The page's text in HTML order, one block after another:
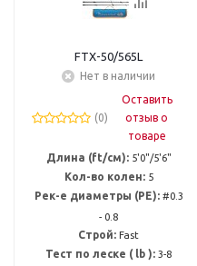
FTX-50/565L
Нет в наличии
(0)
Оставить
отзыв о
товаре
Длина (ft/см): 5'0"/5'6"
Кол-во колен: 5
Рек-е диаметры (PE): #0.3
- 0.8
Строй: Fast
Тест по леске ( lb ): 3-8